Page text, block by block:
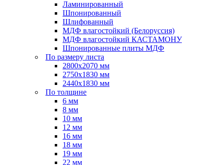
Ламинированный
Шпонированный
Шлифованный
МДФ влагостойкий (Белоруссия)
МДФ влагостойкий КАСТАМОНУ
Шпонированные плиты МДФ
По размеру листа
2800х2070 мм
2750х1830 мм
2440х1830 мм
По толщине
6 мм
8 мм
10 мм
12 мм
16 мм
18 мм
19 мм
22 мм